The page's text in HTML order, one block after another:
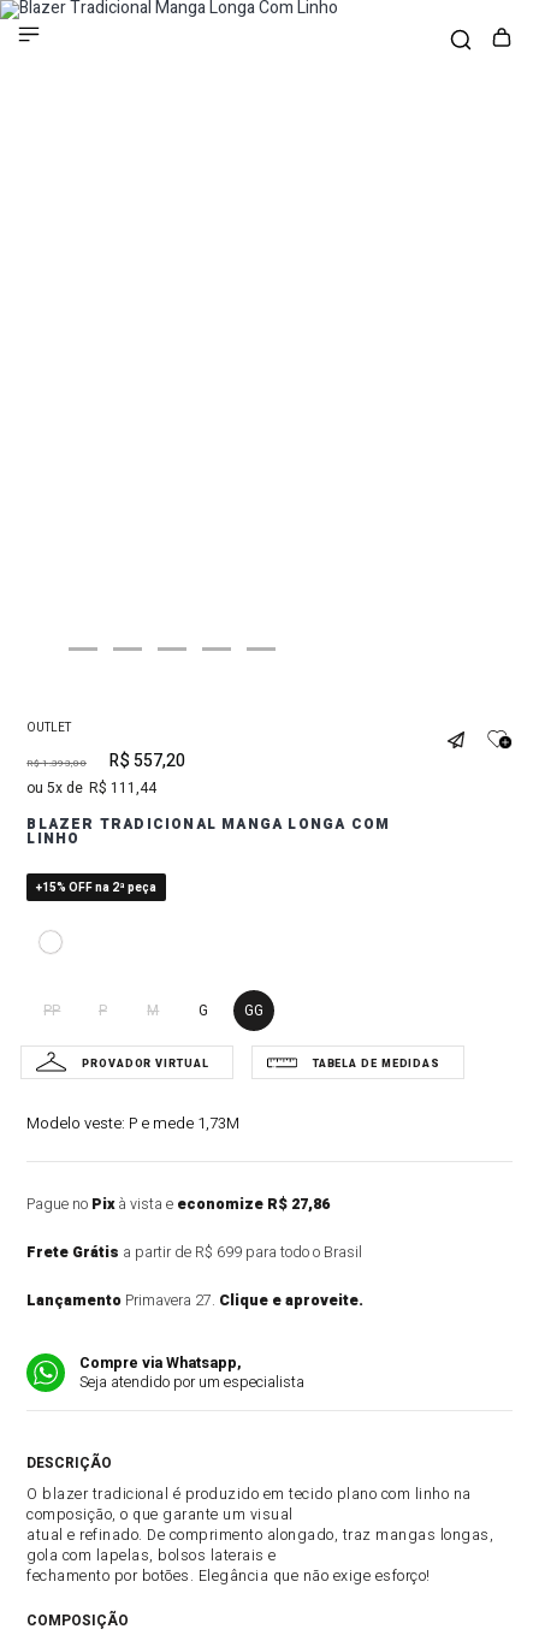
OUTLET
R$ 1.393,00 R$557,20
5 R$ 111,44
BLAZER TRADICIONAL MANGA LONGA COM
LINHO
+15% OFF na 2ª peça
PP P M G GG
Modelo veste: P e mede 1,73M
Pague no Pixà vista e economize R$ 27,86
Frete Grátis a partir de R$ 699 para todo o Brasil
Lançamento Primavera 27. Clique e aproveite.
Compre via Whatsapp,
Seja atendido por um especialista
O blazer tradicional é produzido em tecido plano com linho na
composição, o que garante um visual
atual e refinado. De comprimento alongado, traz mangas longas,
gola com lapelas, bolsos laterais e
fechamento por botões. Elegância que não exige esforço!
COMPOSIÇÃO